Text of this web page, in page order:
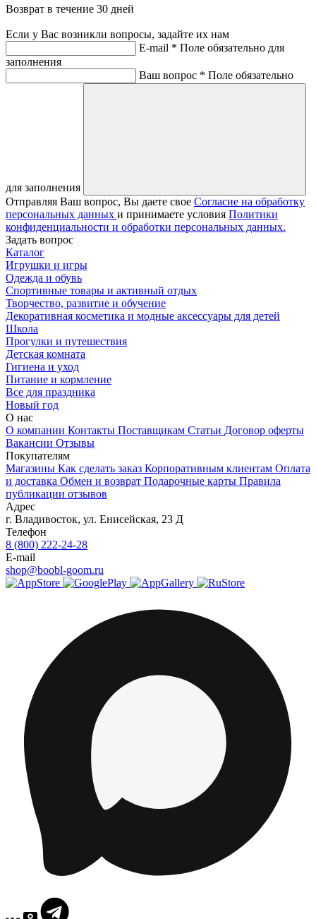
Возврат в течение 30 дней
Если у Вас возникли вопросы, задайте их нам
E-mail * Поле обязательно для
заполнения
Ваш вопрос * Поле обязательно
для заполнения
Отправляя Ваш вопрос, Вы даете свое Согласие на обработку
персональных данных и принимаете условия Политики
конфиденциальности и обработки персональных данных.
Задать вопрос
Каталог
Игрушки и игры
Одежда и обувь
Спортивные товары и активный отдых
Творчество, развитие и обучение
Декоративная косметика и модные аксессуары для детей
Школа
Прогулки и путешествия
Детская комната
Гигиена и уход
Питание и кормление
Все для праздника
Новый год
О нас
О компании Контакты Поставщикам Статьи Договор оферты
Вакансии Отзывы
Покупателям
Магазины Как сделать заказ Корпоративным клиентам Оплата
и доставка Обмен и возврат Подарочные карты Правила
публикации отзывов
Адрес
г. Владивосток, ул. Енисейская, 23 Д
Телефон
8 (800) 222-24-28
E-mail
shop@boobl-goom.ru